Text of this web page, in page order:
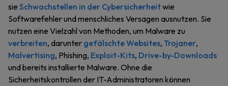
sie Schwachstellen in der Cybersicherheitwie
Softwarefehler und menschliches Versagen ausnutzen. Sie
nutzen eine Vielzahl von Methoden, um Malware zu
verbreiten, darunter gefälschte Websites, Trojaner,
Malvertising, Phishing, Exploit-Kits, Drive-by-Downloads
und bereits installierte Malware. Ohne die
Sicherheitskontrollen der IT-Administratoren können